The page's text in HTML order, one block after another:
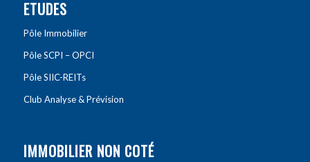
ETUDES
Pôle Immobilier
Pôle SCPI – OPCI
Pôle SIIC-REITs
Club Analyse & Prévision
IMMOBILIER NON COTÉ